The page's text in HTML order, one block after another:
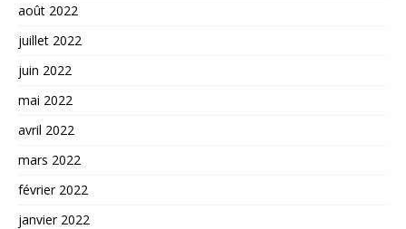
août 2022
juillet 2022
juin 2022
mai 2022
avril 2022
mars 2022
février 2022
janvier 2022